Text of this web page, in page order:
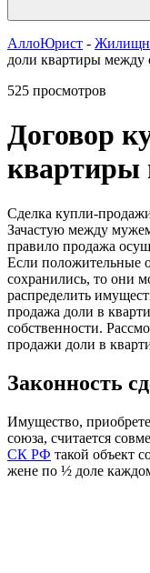
АллоЮрист -
доли квартиры между
525 просмотров
Договор
квартиры
Сделка купли-
Зачастую между
правило продажа
Если положительные
сохранились, то они
распределить
продажа доли в
собственности.
продажи доли в
Законность
Имущество,
союза, считается
СК РФ такой объект
жене по ½ доле